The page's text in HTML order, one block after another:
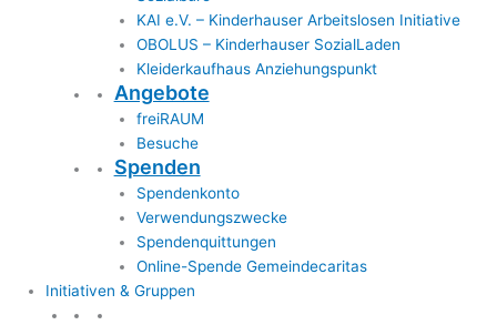
KAI e.V. – Kinderhauser Arbeitslosen Initiative
OBOLUS – Kinderhauser SozialLaden
Kleiderkaufhaus Anziehungspunkt
Angebote
freiRAUM
Besuche
Spenden
Spendenkonto
Verwendungszwecke
Spendenquittungen
Online-Spende Gemeindecaritas
Initiativen & Gruppen